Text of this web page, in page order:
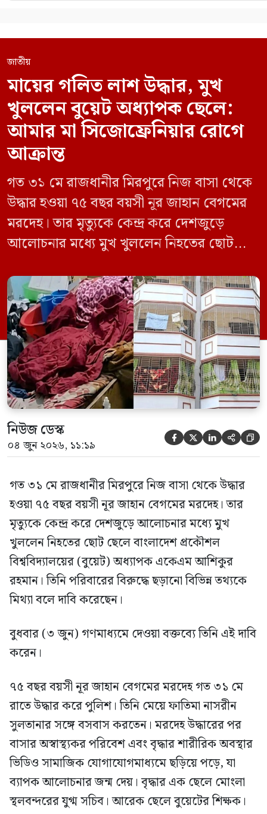
জাতীয়
মায়ের গলিত লাশ উদ্ধার, মুখ
খুললেন বুয়েট অধ্যাপক ছেলে:
আমার মা সিজোফ্রেনিয়ার রোগে
আক্রান্ত
গত ৩১ মে রাজধানীর মিরপুরে নিজ বাসা থেকে
উদ্ধার হওয়া ৭৫ বছর বয়সী নূর জাহান বেগমের
মরদেহ। তার মৃত্যুকে কেন্দ্র করে দেশজুড়ে
আলোচনার মধ্যে মুখ খুললেন নিহতের ছোট
(বুয়েট) অধ্যাপক একেএম আশিকুর রহমান।
তিনি পরিবারের বিরুদ্ধে ছড়ানো বিভিন্ন তথ্যকে
মিথ্যা বলে দাবি করেছেন। বুধবার (৩ জুন)
গণমাধ্যমে দেওয়া বক্তব্যে তিনি এই […]
নিউজ ডেস্ক
০৪ জুন ২০২৬, ১১:১৯     
গত ৩১ মে রাজধানীর মিরপুরে নিজ বাসা থেকে উদ্ধার
হওয়া ৭৫ বছর বয়সী নূর জাহান বেগমের মরদেহ। তার
মৃত্যুকে কেন্দ্র করে দেশজুড়ে আলোচনার মধ্যে মুখ
খুললেন নিহতের ছোট ছেলে বাংলাদেশ প্রকৌশল
বিশ্ববিদ্যালয়ের (বুয়েট) অধ্যাপক একেএম আশিকুর
রহমান। তিনি পরিবারের বিরুদ্ধে ছড়ানো বিভিন্ন তথ্যকে
মিথ্যা বলে দাবি করেছেন।
বুধবার (৩ জুন) গণমাধ্যমে দেওয়া বক্তব্যে তিনি এই দাবি
করেন।
৭৫ বছর বয়সী নূর জাহান বেগমের মরদেহ গত ৩১ মে
রাতে উদ্ধার করে পুলিশ। তিনি মেয়ে ফাতিমা নাসরীন
সুলতানার সঙ্গে বসবাস করতেন। মরদেহ উদ্ধারের পর
বাসার অস্বাস্থ্যকর পরিবেশ এবং বৃদ্ধার শারীরিক অবস্থার
ভিডিও সামাজিক যোগাযোগমাধ্যমে ছড়িয়ে পড়ে, যা
ব্যাপক আলোচনার জন্ম দেয়। বৃদ্ধার এক ছেলে মোংলা
স্থলবন্দরের যুগ্ম সচিব। আরেক ছেলে বুয়েটের শিক্ষক।